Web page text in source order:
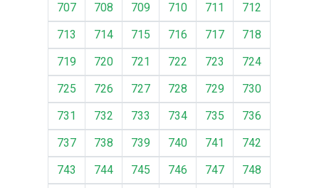
707
708 709 710 711
712
713
714 715 716 717
718
719
720 721 722 723
724
725
726 727 728 729
730
731
732 733 734 735
736
737
738 739 740 741
742
743
744 745 746 747
748